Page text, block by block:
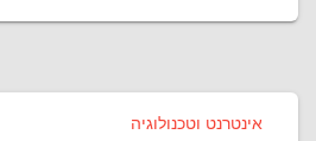
אינטרנט וטכנולוגיה